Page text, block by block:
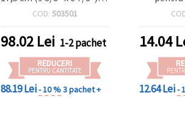
2 magneți – set 4 piese
COD: 503501
98.02 Lei 1-2 pachet
REDUCERI
PENTRU CANTITATE
88.19 Lei- 10 %3 pachet +
14.04
12.64 Lei-